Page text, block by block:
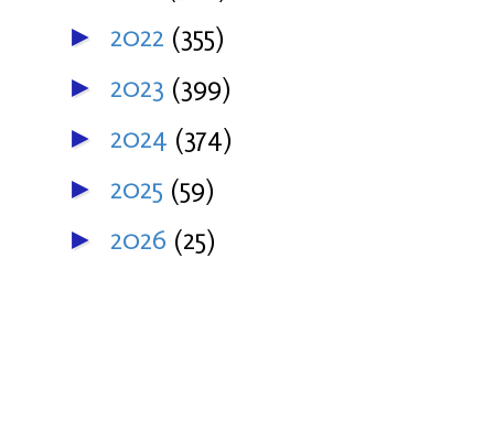
► 2022 (355)
► 2023 (399)
► 2024 (374)
► 2025 (59)
► 2026 (25)